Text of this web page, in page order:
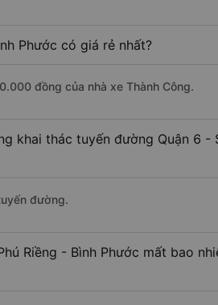
Phước có giá rẻ nhất?
đồng của nhà xe Thành Công.
khai thác tuyến đường Quận 6 -
đường.
Riềng - Bình Phước mất bao